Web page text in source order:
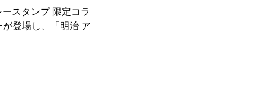
スタンプ 限定コラ
登場し、「明治 ア